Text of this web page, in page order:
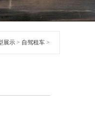
展示 > 自驾租车 >